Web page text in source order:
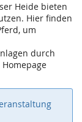
Heide bieten
Hier finden
um
durch